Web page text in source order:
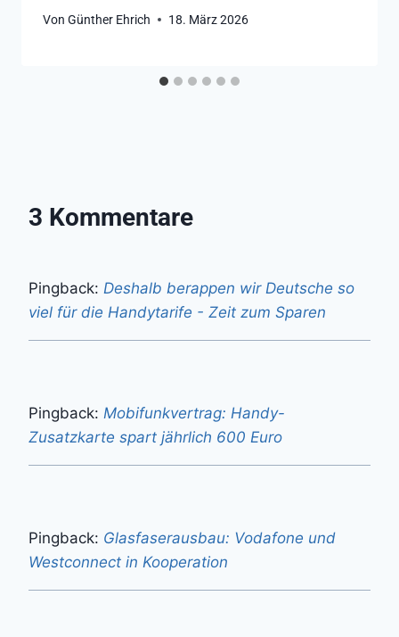
Von Günther Ehrich 18. März 2026
3 Kommentare
Pingback: Deshalb berappen wir Deutsche so
viel für die Handytarife - Zeit zum Sparen
Pingback: Mobifunkvertrag: Handy-
Zusatzkarte spart jährlich 600 Euro
Pingback: Glasfaserausbau: Vodafone und
Westconnect in Kooperation